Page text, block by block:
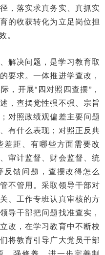
，落实求真务实、真抓实
的收获转化为立足岗位担
。
解决问题，是学习教育取
要求。一体推进学查改，
，开展“四对照四查摆”，
，查摆党性强不强、宗旨
对照政绩观偏差主要问题
有什么表现；对照正反典
距、有哪些方面需要改
审计监督、财会监督、统
馈问题，查摆改得怎么
不管用。采取领导干部对
、工作专班认真审核的方
导干部把问题找准查实，
改，在学习教育中不断校
将教育引导广大党员干部